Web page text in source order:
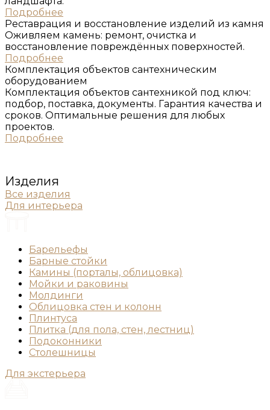
Подробнее
Реставрация и восстановление изделий из ĸамня
Оживляем камень: ремонт, очистка и
восстановление повреждённых поверхностей.
Подробнее
Комплеĸтация объеĸтов сантехничесĸим
оборудованием
Комплектация объектов сантехникой под ключ:
подбор, поставка, документы. Гарантия качества и
сроков. Оптимальные решения для любых
проектов.
Подробнее
Изделия
Все изделия
Для интерьера
Барельефы
Барные стойки
Камины (порталы, облицовка)
Мойки и раковины
Молдинги
Облицовка стен и колонн
Плинтуса
Плитка (для пола, стен, лестниц)
Подоконники
Столешницы
Для экстерьера